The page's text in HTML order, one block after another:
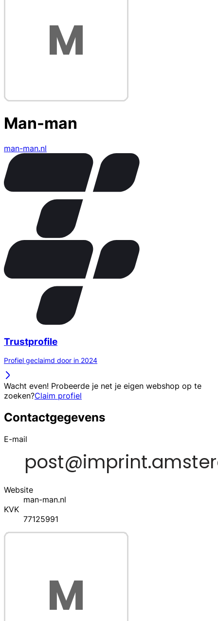
Man-man
man-man.nl
Trustprofile
Profiel geclaimd door in 2024
Wacht even! Probeerde je net je eigen webshop op te
zoeken?Claim profiel
Contactgegevens
E-mail
Website
man-man.nl
KVK
77125991